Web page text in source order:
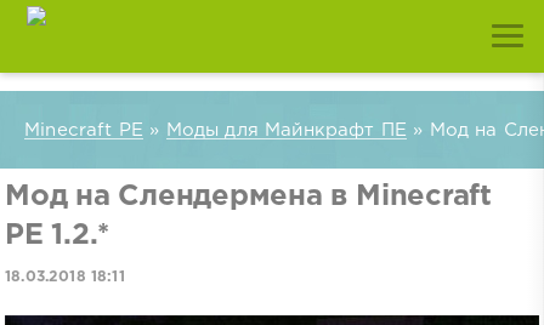
Minecraft PE » Моды для Майнкрафт ПЕ » Мод на
Мод на Слендермена в Minecraft
PE 1.2.*
18.03.2018 18:11